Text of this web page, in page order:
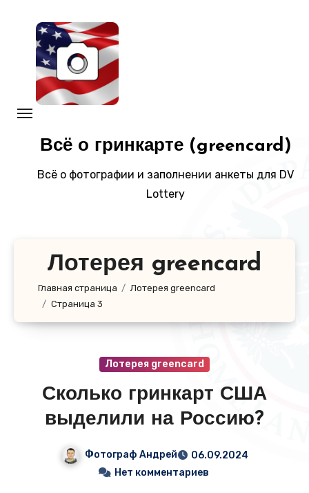
содержанию
Всё о гринкарте (greencard)
Всё о фотографии и заполнении анкеты для DV
Lottery
Лотерея greencard
Главная страница
Лотерея greencard
Страница 3
Лотерея greencard
Сколько гринкарт США
выделили на Россию?
Фотограф Андрей
06.09.2024
Нет комментариев